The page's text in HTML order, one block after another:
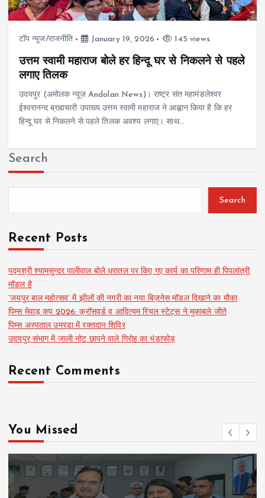
टॉप न्यूज/राजनीति January 19, 2026 145 views
उत्तम स्वामी महाराज बोले हर हिन्दू घर से निकलने से पहले
लगाए तिलक
उदयपुर (अमोलक न्यूज़ Andolan News)। राष्ट्र संत महामंडलेश्वर
ईश्वरानन्द ब्रह्मचारी उपाख्य उत्तम स्वामी महाराज ने आह्वान किया है कि हर
हिन्दू घर से निकलने से पहले तिलक अवश्य लगाए। साथ…
Search
Search
Recent Posts
पद्मश्री श्यामसुन्दर पालीवाल बोले धरातल पर किए गए कार्य का परिणाम ही पिपलांत्री
मॉडल है
‘जयपुर बाल महोत्सव’ में झीलों की नगरी का नया बिज़नेस मॉडल दिखाने का मौका
पिम्स मेवाड़ कप 2026: क्रॉसवर्ड व आदित्यम रियल स्टेट्स ने मुकाबले जीते
पिम्स अस्पताल उमरडा में रक्तदान शिविर
उदयपुर संभाग में जाली नोट छापने वाले गिरोह का भंडाफोड़
Recent Comments
You Missed